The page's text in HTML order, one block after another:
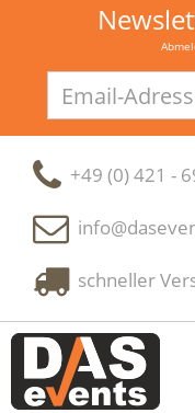
Adresse
+49 (0) 421 -
schneller